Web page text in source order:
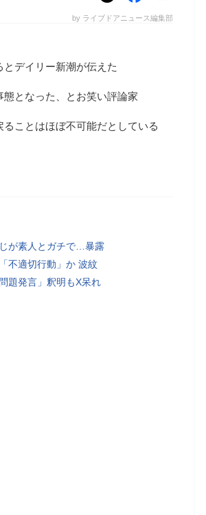
by ライブドアニュース編集部
デイリー新潮が伝えた
となった、とお笑い評論家
ことはほぼ不可能だとしている
が素人とガチで…暴露
不適切行動」か 波紋
題発言」釈明もX呆れ